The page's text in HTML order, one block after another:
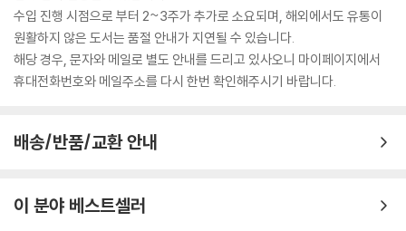
수입 진행 시점으로 부터 2~3주가 추가로 소요되며, 해외에서도 유통이
원활하지 않은 도서는 품절 안내가 지연될 수 있습니다.
해당 경우, 문자와 메일로 별도 안내를 드리고 있사오니 마이페이지에서
휴대전화번호와 메일주소를 다시 한번 확인해주시기 바랍니다.
배송/반품/교환 안내
이 분야 베스트셀러